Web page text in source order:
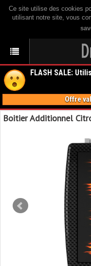
Ce site utilise des cookies
utilisant notre site, vous
FLASH SALE:
Offre
Boitier Additionnel